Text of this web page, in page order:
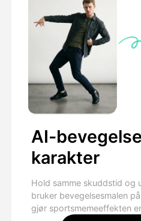
AI-
karakter
Hold samme skuddstid og
bruker bevegelsesmalen
gjør sportsmemeeffekten